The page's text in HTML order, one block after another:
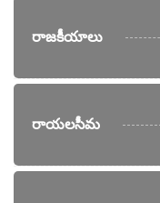
రాజకీయాలు
రాయలసీమ